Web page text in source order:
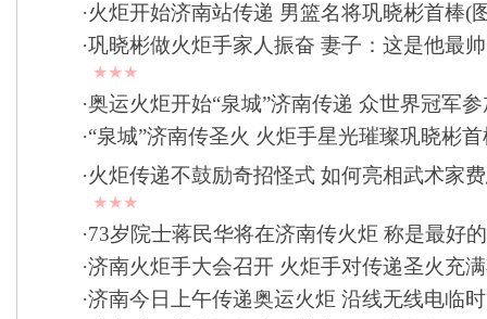
·火炬开始济南站传递 男篮名将巩晓彬首棒(
·巩晓彬做火炬手家人振奋 妻子：这是他最
★★★
·奥运火炬开始“泉城”济南传递 众世界冠军参
·“泉城”济南传圣火 火炬手星光璀璨巩晓彬首
·火炬传递不鼓励奇招怪式 如何亮相武术家
★★★
·73岁院士蒋民华将在济南传火炬 称是最好
·济南火炬手大会召开 火炬手对传递圣火充
·济南今日上午传递奥运火炬 沿线无线电临